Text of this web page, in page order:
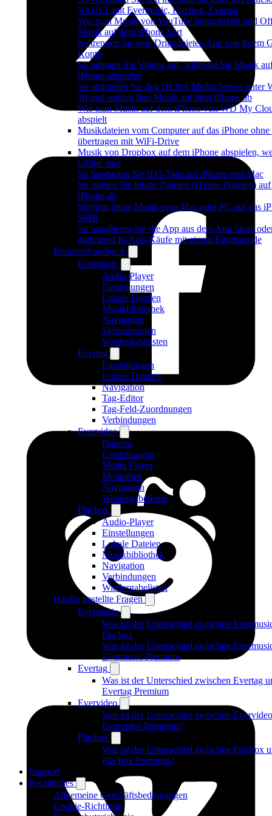
VAULT mit Evermusic, Flacbox, Evertag
Wie man Musik von YouTube herunterlädt und
Musik auf dem iPhone hört
So trennen Sie eine Drittanbieter-App von Ihrem
Konto
So nehmen Sie Videos auf, während Sie Musik
iPhone abspielen
So aktivieren Sie den DLNA Media Server unter
10 und spielen Ihre Musik auf dem iPhone ab
Wie man Musik auf dem iPhone von WD My
abspielt
Musikdateien vom Computer auf das iPhone ohne
übertragen mit WiFi-Drive
Musik von Dropbox auf dem iPhone abspielen,
offline sind
So bearbeiten Sie ID3-Tags auf iPhone und Mac
So spielen Sie lokale Dateien (iTunes-Dateien)
iPhone ab
Streame deine Musik vom Mac oder PC auf das
SMB
So installieren Sie die App aus dem App Store
aktivieren In-App-Käufe mit einem Einlösecode
Benutzerhandbuch
Evermusic
Audio-Player
Einstellungen
Lokale Dateien
Musikbibliothek
Navigation
Verbindungen
Wiedergabelisten
Evertag
Einstellungen
Lokale Dateien
Navigation
Tag-Editor
Tag-Feld-Zuordnungen
Verbindungen
Evervideo
Dateien
Einstellungen
Media Player
Mediathek
Navigation
Wiedergabelisten
Flacbox
Audio-Player
Einstellungen
Lokale Dateien
Musikbibliothek
Navigation
Verbindungen
Wiedergabelisten
Häufig gestellte Fragen
Evermusic
Was ist der Unterschied zwischen
Flacbox
Was ist der Unterschied zwischen
Evermusic Premium
Evertag
Was ist der Unterschied zwischen Evertag
Evertag Premium
Evervideo
Was ist der Unterschied zwischen
Evervideo Premium?
Flacbox
Was ist der Unterschied zwischen Flacbox
Flacbox Premium?
Support
Rechtliches
Allgemeine Geschäftsbedingungen
Cookie-Richtlinie